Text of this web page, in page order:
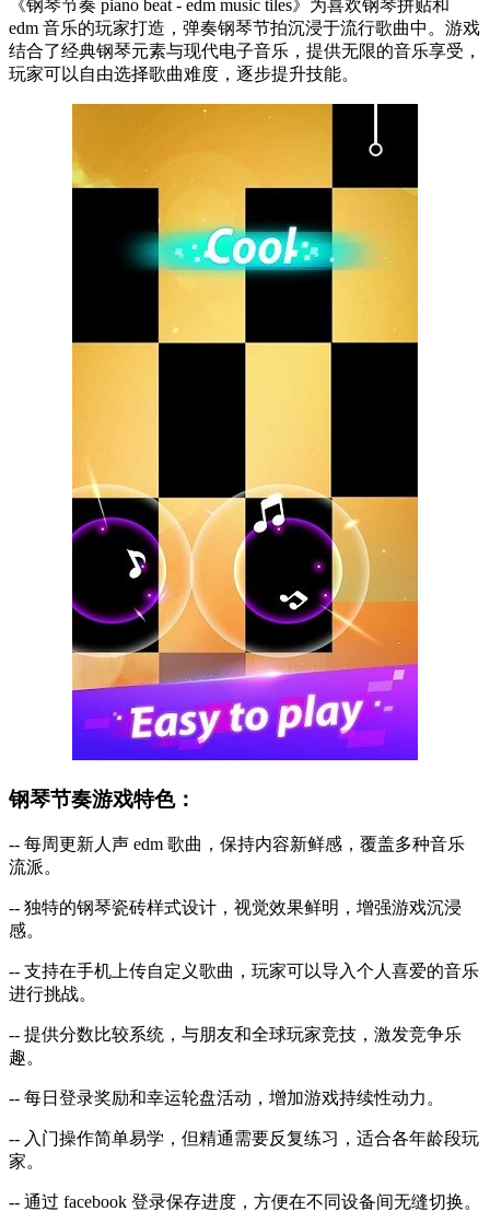
《钢琴节奏 piano beat - edm music tiles》为喜欢钢琴拼贴和
edm 音乐的玩家打造，弹奏钢琴节拍沉浸于流行歌曲中。游戏
结合了经典钢琴元素与现代电子音乐，提供无限的音乐享受，
玩家可以自由选择歌曲难度，逐步提升技能。
钢琴节奏游戏特色：
-- 每周更新人声 edm 歌曲，保持内容新鲜感，覆盖多种音乐
流派。
-- 独特的钢琴瓷砖样式设计，视觉效果鲜明，增强游戏沉浸
感。
-- 支持在手机上传自定义歌曲，玩家可以导入个人喜爱的音乐
进行挑战。
-- 提供分数比较系统，与朋友和全球玩家竞技，激发竞争乐
趣。
-- 每日登录奖励和幸运轮盘活动，增加游戏持续性动力。
-- 入门操作简单易学，但精通需要反复练习，适合各年龄段玩
家。
-- 通过 facebook 登录保存进度，方便在不同设备间无缝切换。